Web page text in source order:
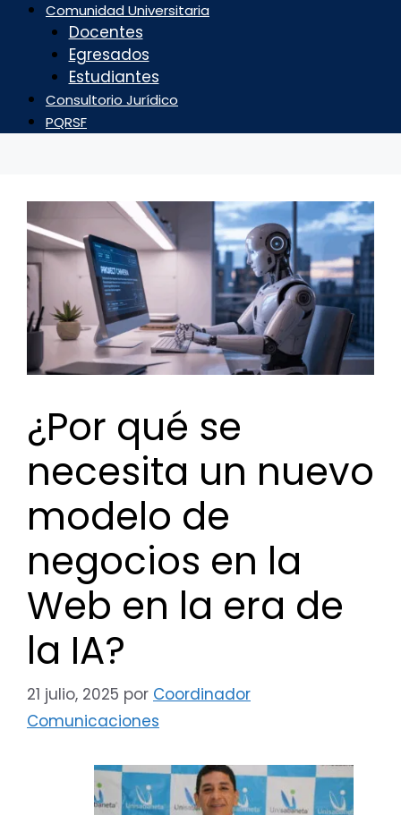
Comunidad Universitaria
Docentes
Egresados
Estudiantes
Consultorio Jurídico
PQRSF
¿Por qué se
necesita un nuevo
modelo de
negocios en la
Web en la era de
la IA?
21 julio, 2025 por Coordinador
Comunicaciones